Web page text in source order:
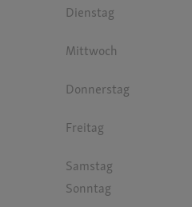
Dienstag
Mittwoch
Donnerstag
Freitag
Samstag
Sonntag